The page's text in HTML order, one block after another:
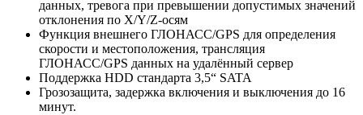
данных, тревога при превышении допустимых значений
отклонения по X/Y/Z-осям
Функция внешнего ГЛОНАСС/GPS для определения
скорости и местоположения, трансляция
ГЛОНАСС/GPS данных на удалённый сервер
Поддержка HDD стандарта 3,5“ SATA
Грозозащита, задержка включения и выключения до 16
минут.